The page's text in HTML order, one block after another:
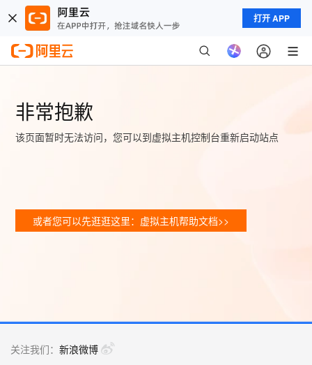
打开 APP
非常抱歉
该页面暂时无法访问，您可以到虚拟主机控制台重新启动站点
或者您可以先逛逛这里：虚拟主机帮助文档>>